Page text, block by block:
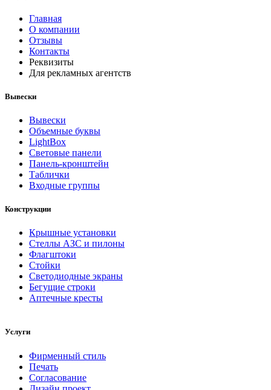
Главная
О компании
Отзывы
Контакты
Реквизиты
Для рекламных агентств
Вывески
Вывески
Объемные буквы
LightBox
Световые панели
Панель-кронштейн
Таблички
Входные группы
Конструкции
Крышные установки
Стеллы АЗС и пилоны
Флагштоки
Стойки
Светодиодные экраны
Бегущие строки
Аптечные кресты
Услуги
Фирменный стиль
Печать
Согласование